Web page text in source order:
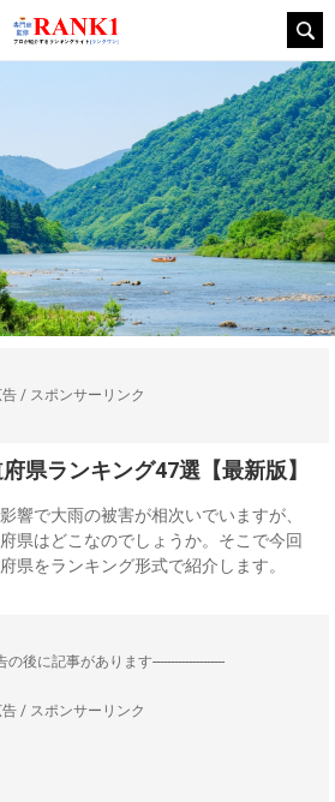
告 / スポンサーリンク
県ランキング47選【最新版】
響で大雨の被害が相次いでいますが、
県はどこなのでしょうか。そこで今回
県をランキング形式で紹介します。
の後に記事があります--------------------
告 / スポンサーリンク